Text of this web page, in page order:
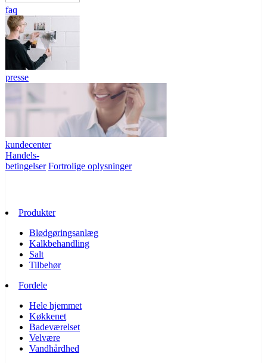
faq
presse
kundecenter
Handels-
betingelser Fortrolige oplysninger
Produkter
Blødgøringsanlæg
Kalkbehandling
Salt
Tilbehør
Fordele
Hele hjemmet
Køkkenet
Badeværelset
Velvære
Vandhårdhed